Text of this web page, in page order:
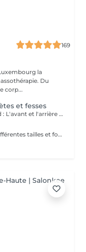
169
la
Du
corp...
et fesses
La séance jambes complètes comprend : L'avant et l'arrière des jambes ainsi que les fesses. Réalisé à l'aide d'ustensiles en bois de différentes tailles et formes spécialement conçus pour s'adapter aux lignes du corps. - Anti cellulite - Une alternative à la chirurgie - Accélère le métabolisme - Active le système lymphatique - Raffermit et tonifie la peau - Redessine le corps et les volumes
Réalisé à l'aide d'ustensiles en bois de différentes tailles et formes spécialement conçus pour s'adapter aux lignes du corps. - Anti cellulite - Une alternative à la chirurgie - Accélère le métabolisme - Active le système lymphatique - Raffermit et tonifie la peau - Redessine le corps et les volumes